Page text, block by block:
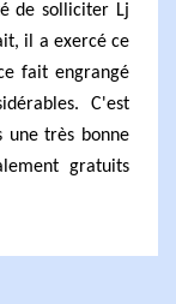
de solliciter Lj
il a exercé ce
fait engrangé
C'est
une très bonne
gratuits